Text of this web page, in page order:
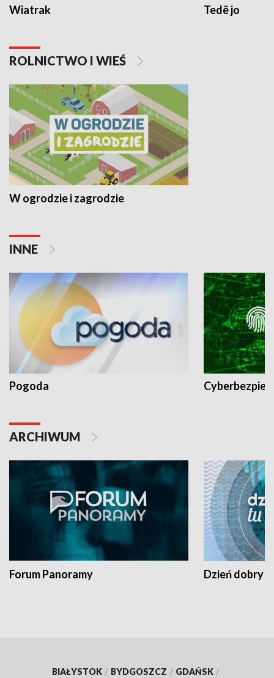
Wiatrak Tedë jo
ROLNICTWO I WIEŚ
W ogrodzie i zagrodzie
INNE
Pogoda
ARCHIWUM
Forum Panoramy Dzień dobry
BIAŁYSTOK / BYDGOSZCZ / GDAŃSK /